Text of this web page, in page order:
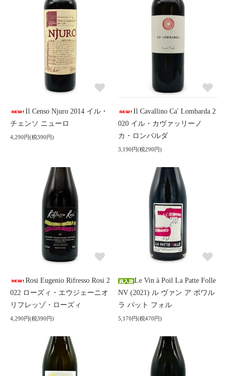
Il Censo Njuro 2014 イル・
チェンソ ニューロ
4,290円(税390円)
Il Cavallino Ca' Lombarda 2
020 イル・カヴァッリーノ
カ・ロンバルダ
3,190円(税290円)
Rosi Eugenio Rifresso Rosi 2
022 ローズィ・エウジェーニオ
リフレッゾ・ローズィ
4,290円(税390円)
Le Vin à Poil La Patte Folle
NV (2021) ル ヴァン ア ポワル
ラ パット フォル
5,170円(税470円)